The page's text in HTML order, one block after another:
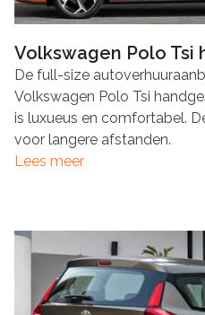
Volkswagen Polo Tsi
De full-size
Volkswagen Polo Tsi
is luxueus en comfortabel.
voor langere afstanden.
Lees meer